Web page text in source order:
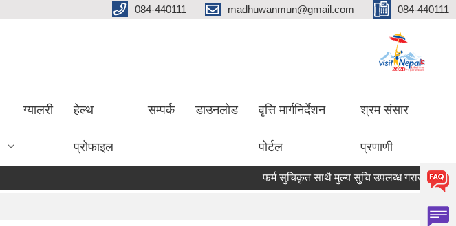
084-440111 madhuwanmun@gmail.com 084-440111
ग्यालरी हेल्थ
प्रोफाइल
सम्पर्क डाउनलोड वृत्ति मार्गनिर्देशन
पोर्टल
श्रम संसार
प्रणाणी
फर्म सुचिकृत साथै मुल्य सुचि उपलब्ध गराउने सम्बन्धमा